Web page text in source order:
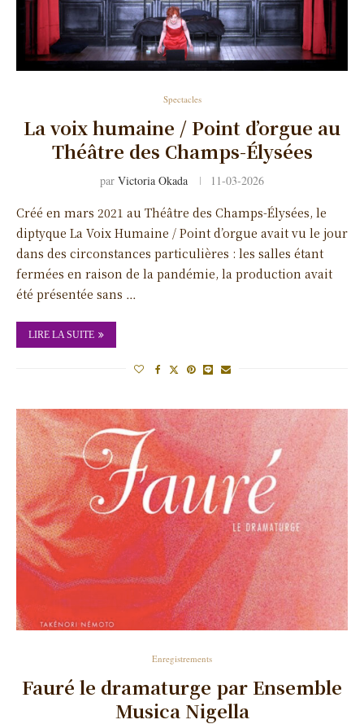
Spectacles
La voix humaine / Point d’orgue au
Théâtre des Champs-Élysées
par Victoria Okada 11-03-2026
Créé en mars 2021 au Théâtre des Champs-Élysées, le
diptyque La Voix Humaine / Point d’orgue avait vu le jour
dans des circonstances particulières : les salles étant
fermées en raison de la pandémie, la production avait
été présentée sans …
LIRE LA SUITE
Enregistrements
Fauré le dramaturge par Ensemble
Musica Nigella